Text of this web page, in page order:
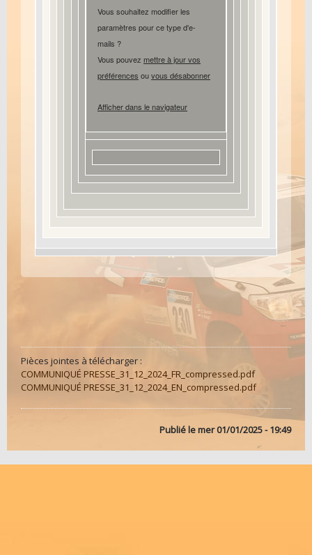
Vous souhaitez modifier les
paramètres pour ce type d'e-
mails ?
Vous pouvez mettre à jour vos
préférences ouvous désabonner
Afficher dans le navigateur
Pièces jointes à télécharger :
COMMUNIQUÉ PRESSE_31_12_2024_FR_compressed.pdf
COMMUNIQUÉ PRESSE_31_12_2024_EN_compressed.pdf
Publié lemer 01/01/2025 - 19:49